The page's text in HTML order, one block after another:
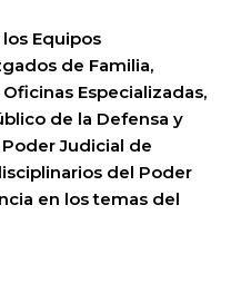
Equipos
de Familia,
Especializadas,
de la Defensa y
Judicial de
del Poder
en los temas del